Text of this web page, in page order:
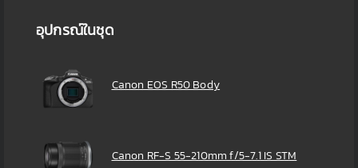
อุปกรณ์ในชุด
Canon EOS R50 Body
Canon RF-S 55-210mm f/5-7.1 IS STM